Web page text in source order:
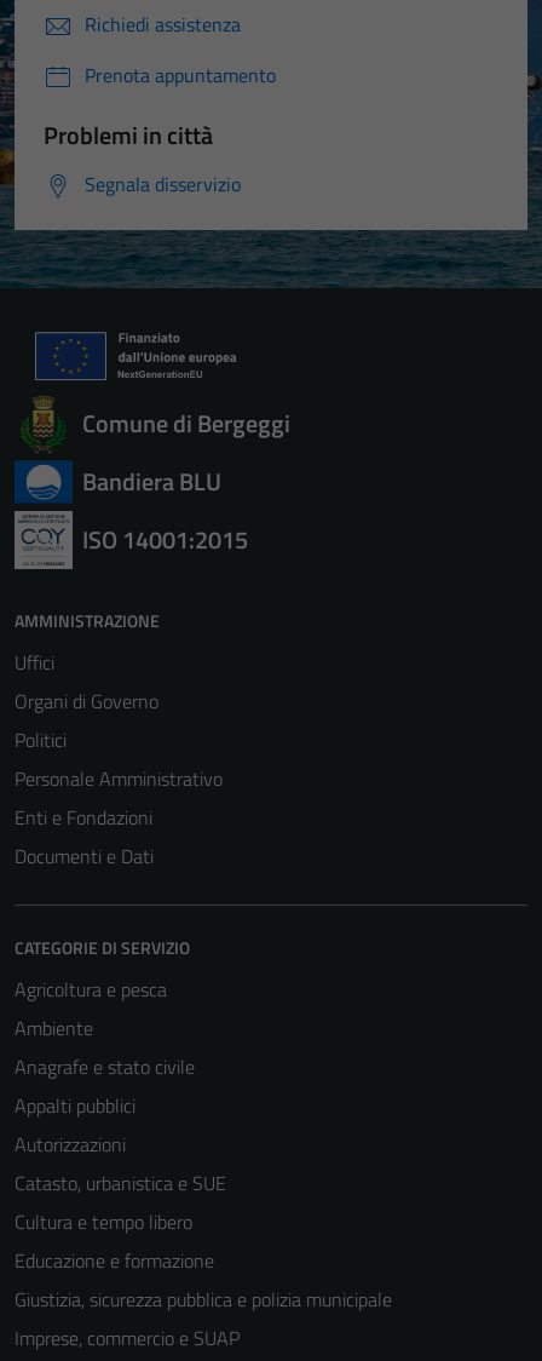
Richiedi assistenza
Prenota appuntamento
Problemi in città
Segnala disservizio
Comune di Bergeggi
Bandiera BLU
ISO 14001:2015
AMMINISTRAZIONE
Uffici
Organi di Governo
Politici
Personale Amministrativo
Enti e Fondazioni
Documenti e Dati
CATEGORIE DI SERVIZIO
Agricoltura e pesca
Ambiente
Anagrafe e stato civile
Appalti pubblici
Autorizzazioni
Catasto, urbanistica e SUE
Cultura e tempo libero
Educazione e formazione
Giustizia, sicurezza pubblica e polizia municipale
Imprese, commercio e SUAP